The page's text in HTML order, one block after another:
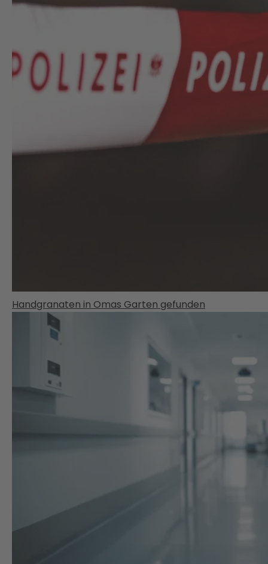
Handgranaten in Omas Garten gefunden